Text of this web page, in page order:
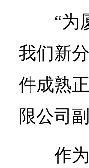
“为
我们新
件成熟
限公司
作